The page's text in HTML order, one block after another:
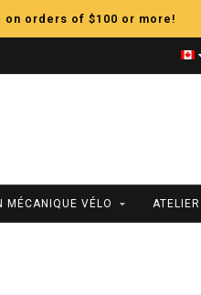
on orders of $100 or more!
MÉCANIQUE VÉLO ATELIER